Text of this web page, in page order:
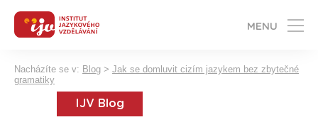
MENU
Nacházíte se v: Blog > Jak se domluvit cizím jazykem bez zbytečné
gramatiky
IJV Blog